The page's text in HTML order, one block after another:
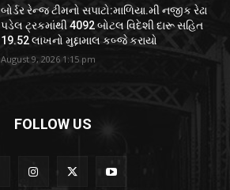
બોર્ડર રેન્જ ટીમનો સપાટો:માળિયા.મી નજીક રેઢા
પડેલ ટ્રકમાંથી 4092 બોટલ વિદેશી દારૂ સહિત
19.52 લાખનો મુદ્દામાલ કબ્જે કરાયો
August 9, 2026 1:15 pm
FOLLOW US